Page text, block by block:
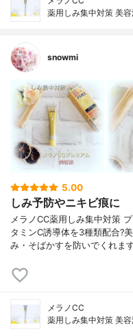
薬用しみ集中対策 美
snowmi
5.00
しみ予防やニキビ痕に
メラノCC薬用しみ集中対策
タミンC誘導体を3種類配合?
み・そばかすを防いでくれま
メラノCC
薬用しみ集中対策 美